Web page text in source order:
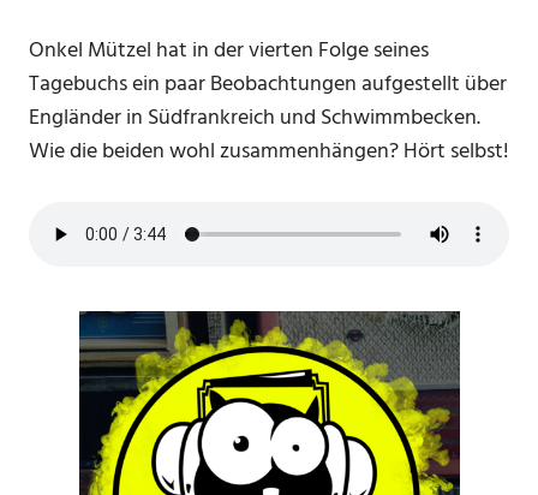
Onkel Mützel hat in der vierten Folge seines
Tagebuchs ein paar Beobachtungen aufgestellt über
Engländer in Südfrankreich und Schwimmbecken.
Wie die beiden wohl zusammenhängen? Hört selbst!